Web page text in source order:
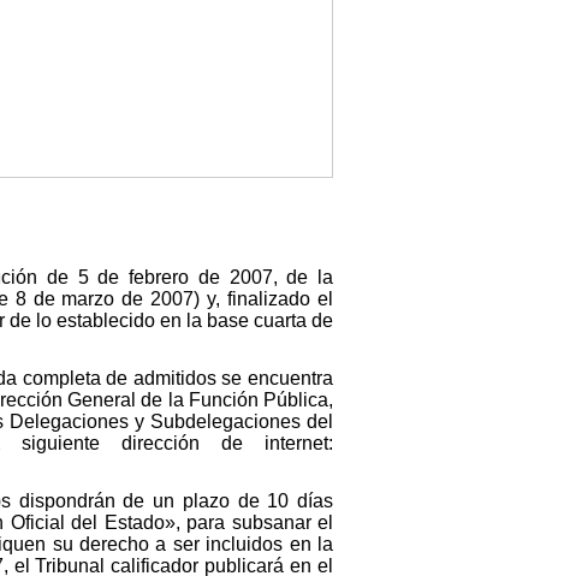
de 5 de febrero de 2007, de la
8 de marzo de 2007) y, finalizado el
lo establecido en la base cuarta de
completa de admitidos se encuentra
General de la Función Pública,
y Subdelegaciones del
siguiente dirección de internet:
dispondrán de un plazo de 10 días
del Estado», para subsanar el
su derecho a ser incluidos en la
el Tribunal calificador publicará en el